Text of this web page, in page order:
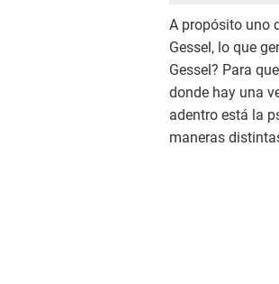
A propósito uno
Gessel, lo que
Gessel? Para
donde hay una
adentro está la
maneras